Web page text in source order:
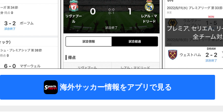
海外サッカー情報をアプリで見る